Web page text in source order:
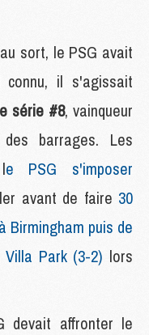
sort, le PSG avait
il s'agissait
série #8, vainqueur
barrages. Les
e PSG s'imposer
avant de faire 30
Birmingham puis de
Park (3-2) lors
devait affronter le